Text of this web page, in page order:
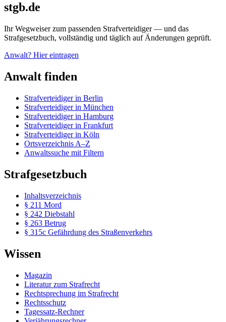
stgb.de
Ihr Wegweiser zum passenden Strafverteidiger — und das
Strafgesetzbuch, vollständig und täglich auf Änderungen geprüft.
Anwalt? Hier eintragen
Anwalt finden
Strafverteidiger in Berlin
Strafverteidiger in München
Strafverteidiger in Hamburg
Strafverteidiger in Frankfurt
Strafverteidiger in Köln
Ortsverzeichnis A–Z
Anwaltssuche mit Filtern
Strafgesetzbuch
Inhaltsverzeichnis
§ 211 Mord
§ 242 Diebstahl
§ 263 Betrug
§ 315c Gefährdung des Straßenverkehrs
Wissen
Magazin
Literatur zum Strafrecht
Rechtsprechung im Strafrecht
Rechtsschutz
Tagessatz-Rechner